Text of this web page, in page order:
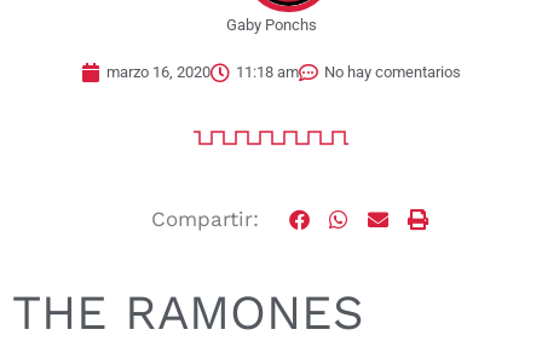
Gaby Ponchs
marzo 16, 2020 11:18 am No hay comentarios
Compartir:
THE RAMONES